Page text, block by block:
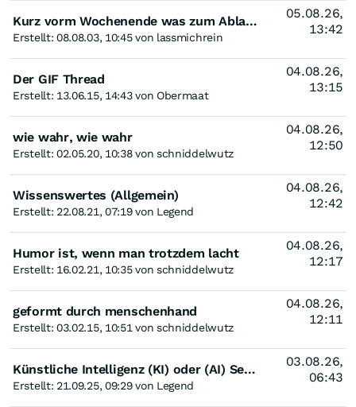
Kurz vorm Wochenende was zum Ablachen.......
Erstellt: 08.08.03, 10:45 von lassmichrein
05.08.26,
13:42
Der GIF Thread
Erstellt: 13.06.15, 14:43 von Obermaat
04.08.26,
13:15
wie wahr, wie wahr
Erstellt: 02.05.20, 10:38 von schniddelwutz
04.08.26,
12:50
Wissenswertes (Allgemein)
Erstellt: 22.08.21, 07:19 von Legend
04.08.26,
12:42
Humor ist, wenn man trotzdem lacht
Erstellt: 16.02.21, 10:35 von schniddelwutz
04.08.26,
12:17
geformt durch menschenhand
Erstellt: 03.02.15, 10:51 von schniddelwutz
04.08.26,
12:11
Künstliche Intelligenz (KI) oder (AI) Segen oder Fluch
Erstellt: 21.09.25, 09:29 von Legend
03.08.26,
06:43